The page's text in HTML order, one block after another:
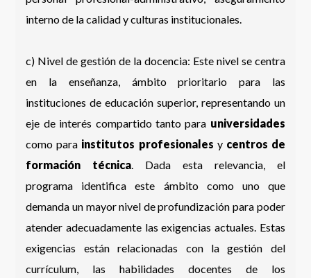
interno de la calidad y culturas institucionales.
c) Nivel de gestión de la docencia: Este nivel se centra
en la enseñanza, ámbito prioritario para las
instituciones de educación superior, representando un
eje de interés compartido tanto para universidades
como para institutos profesionales y centros de
formación técnica. Dada esta relevancia, el
programa identifica este ámbito como uno que
demanda un mayor nivel de profundización para poder
atender adecuadamente las exigencias actuales. Estas
exigencias están relacionadas con la gestión del
currículum, las habilidades docentes de los